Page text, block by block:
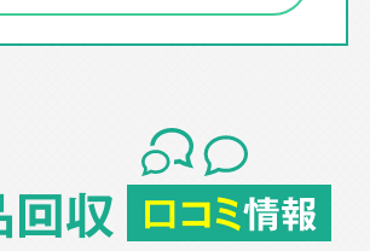
収 口コミ情報